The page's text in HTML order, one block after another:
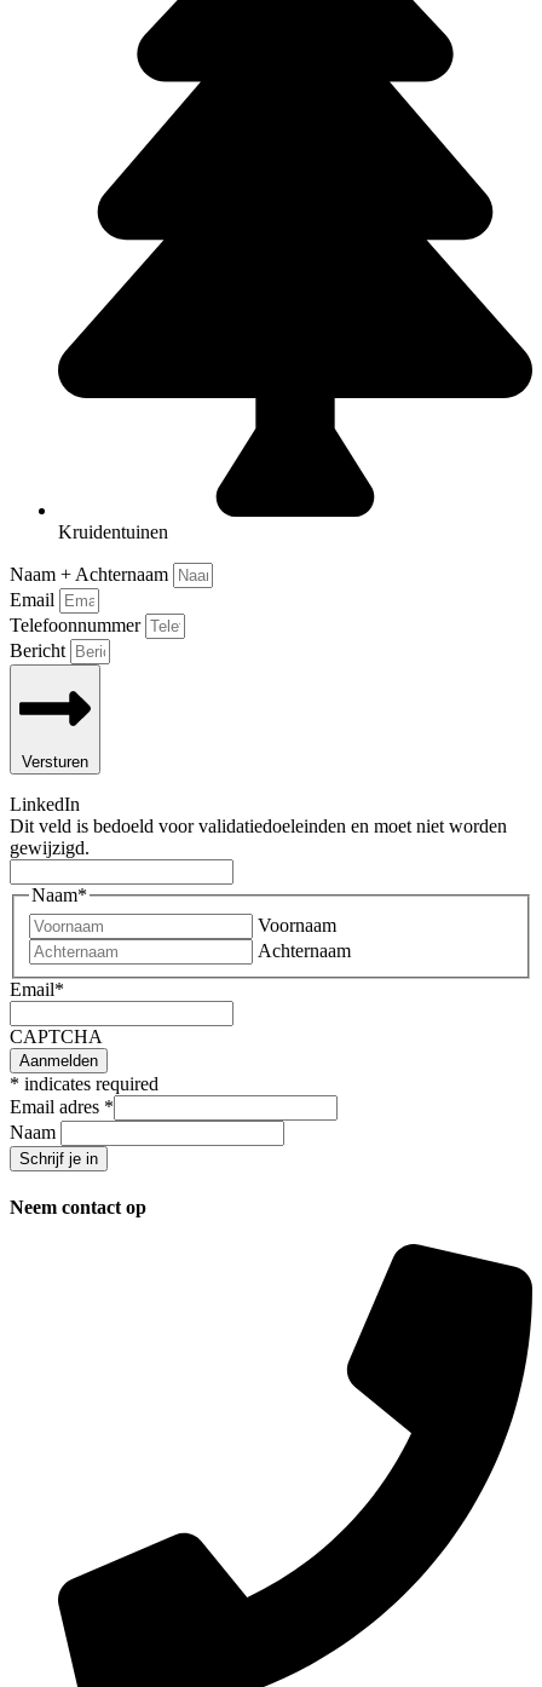
Kruidentuinen
Naam + Achternaam
Email
Telefoonnummer
Bericht
Versturen
LinkedIn
Dit veld is bedoeld voor validatiedoeleinden en moet niet worden
gewijzigd.
Naam*
Voornaam
Achternaam
Email*
CAPTCHA
* indicates required
Email adres *
Naam
Neem contact op